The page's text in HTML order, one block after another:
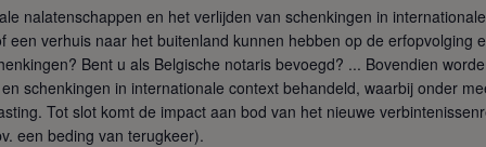
nalatenschappen en het verlijden van schenkingen in
een verhuis naar het buitenland kunnen hebben op de erfopvolging
Bent u als Belgische notaris bevoegd? ... Bovendien
schenkingen in internationale context behandeld, waarbij onder
Tot slot komt de impact aan bod van het nieuwe
een beding van terugkeer).